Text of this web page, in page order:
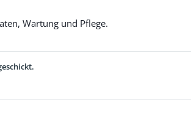
Wartung und Pflege.